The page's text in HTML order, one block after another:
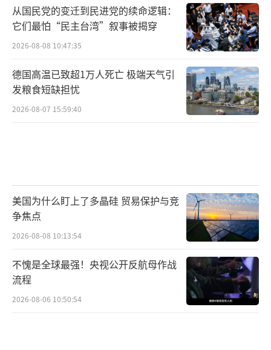
裂。李在明在这片历来有“恨”意的土壤上，
不断吸收“恨”意，同时又不断投
射“恨”意，顺势崛起。
李在明也许很快会发现，韩国选民们并不
是出于某种政治愿景而选择他，这场特殊选举
只是前政府累积的挫败感和愤怒的产物，是在
（责任编辑：卢其龙 CM0882）
从国民党的变迁到民进党的续命逻辑：
它们最怕“民主台湾”叙事被揭穿
2026-08-08 10:47:35
德国高温已致超1万人死亡 极端天气引
发粮食短缺担忧
2026-08-07 15:59:40
美国为什么盯上了多晶硅 贸易保护与竞
争焦点
2026-08-08 10:13:54
不愧是全球最强！央视公开反航母作战
流程
2026-08-06 10:50:54